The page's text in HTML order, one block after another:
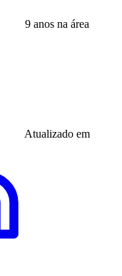
9 anos na área
Atualizado em